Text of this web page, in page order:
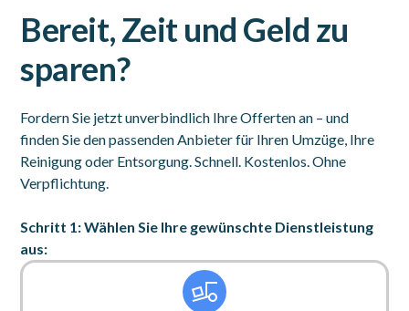
Bereit, Zeit und Geld zu
sparen?
Fordern Sie jetzt unverbindlich Ihre Offerten an – und
finden Sie den passenden Anbieter für Ihren Umzüge, Ihre
Reinigung oder Entsorgung. Schnell. Kostenlos. Ohne
Verpflichtung.
Schritt 1: Wählen Sie Ihre gewünschte Dienstleistung
aus: